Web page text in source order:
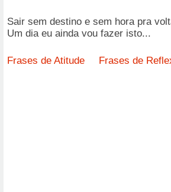
Sair sem destino e sem hora pra
Um dia eu ainda vou fazer isto...
Frases de Atitude Frases de